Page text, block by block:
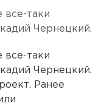
таки
Чернецкий.
таки
Чернецкий.
Ранее